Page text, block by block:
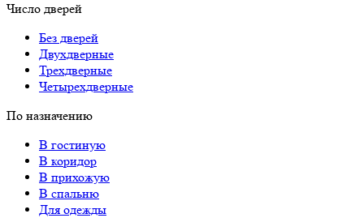
Число дверей
Без дверей
Двухдверные
Трехдверные
Четырехдверные
По назначению
В гостиную
В коридор
В прихожую
В спальню
Для одежды